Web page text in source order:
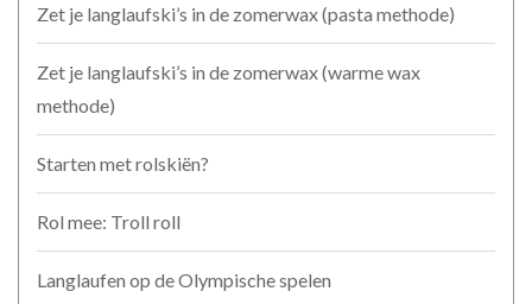
Zet je langlaufski’s in de zomerwax (pasta methode)
Zet je langlaufski’s in de zomerwax (warme wax
methode)
Starten met rolskiën?
Rol mee: Troll roll
Langlaufen op de Olympische spelen